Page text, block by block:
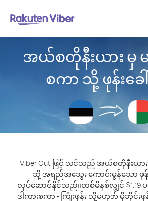
အယ်စတိုနီးယား မှ မ
စကာ သို့ ဖုန်းခ
Viber Out ဖြင့် သင်သည် အယ်စတိုနီးယား
သို့ အရည်အသွေး ကောင်းမွန်သော ဖုန်း
လုပ်ဆောင်နိုင်သည်။တစ်မိနစ်လျှင် $1.19
ဒါကားစကာ - ကြိုးဖုန်း သို့မဟုတ် မိုဘိုင်း